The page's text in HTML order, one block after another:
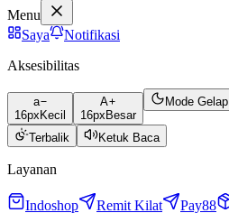
Menu
Saya
Notifikasi
Aksesibilitas
a
16px Kecil
A
16px Besar
Mode Gelap
Terbalik Ketuk Baca
Layanan
Indoshop Remit Kilat Pay88